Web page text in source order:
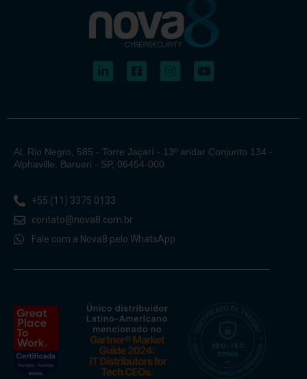
Al. Rio Negro, 585 - Torre Jaçarí - 13º andar Conjunto 134 -
Alphaville, Barueri - SP, 06454-000
+55 (11) 3375 0133
contato@nova8.com.br
Fale com a Nova8 pelo WhatsApp